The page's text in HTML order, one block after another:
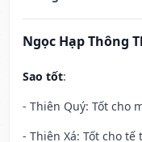
Ngọc Hạp Thông
Sao tốt:
- Thiên Quý: Tốt cho
- Thiên Xá: Tốt cho